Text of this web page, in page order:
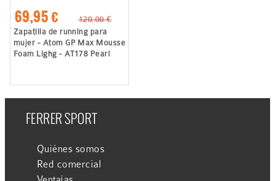
69,95 €
120,00 €
Zapatilla de running para
mujer - Atom GP Max Mousse
Foam Lighg - AT178 Pearl
FERRER SPORT
Quiénes somos
Red comercial